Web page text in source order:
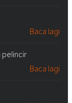
Baca lagi
pelincir
Baca lagi